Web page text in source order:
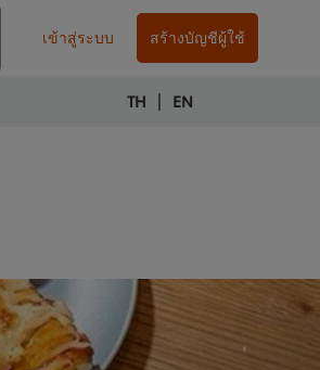
เข้าสู่ระบบ สร้างบัญชีผู้ใช้
TH | EN